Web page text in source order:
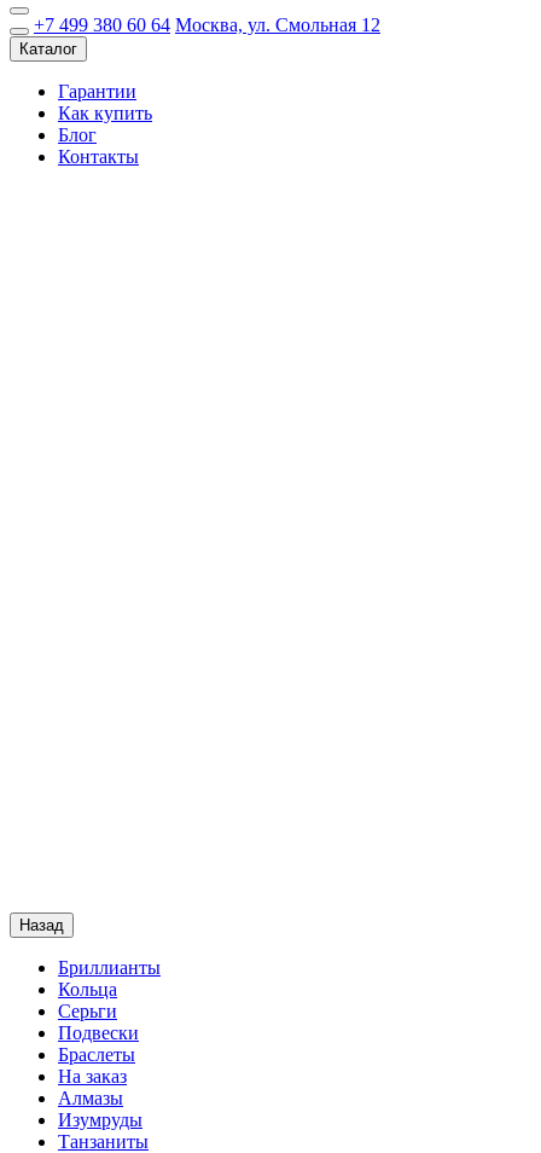
+7 499 380 60 64 Москва, ул. Смольная 12
Каталог
Гарантии
Как купить
Блог
Контакты
Назад
Бриллианты
Кольца
Серьги
Подвески
Браслеты
На заказ
Алмазы
Изумруды
Танзаниты